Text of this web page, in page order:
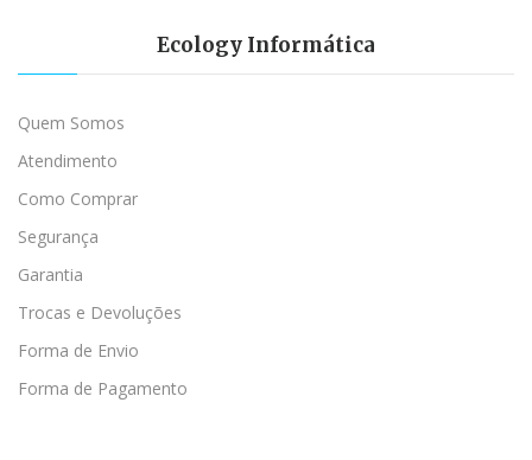
Ecology Informática
Quem Somos
Atendimento
Como Comprar
Segurança
Garantia
Trocas e Devoluções
Forma de Envio
Forma de Pagamento